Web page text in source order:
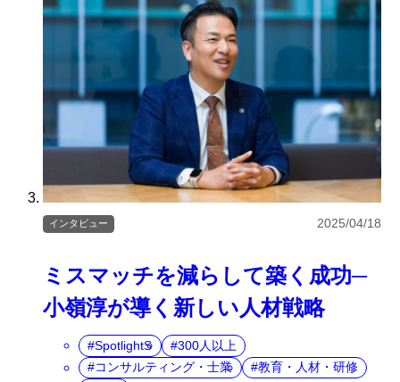
ミスマッチを減らして築く成功─
小嶺淳が導く新しい人材戦略
インタビュー 2025/04/18
SpotlightS
300人以上
コンサルティング・士業
教育・人材・研修